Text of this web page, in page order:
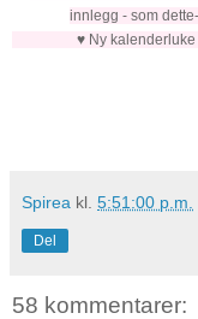
innlegg - som
♥ Ny kalenderluke
Spirea kl. 5:51:00 p.m.
Del
58 kommentarer: